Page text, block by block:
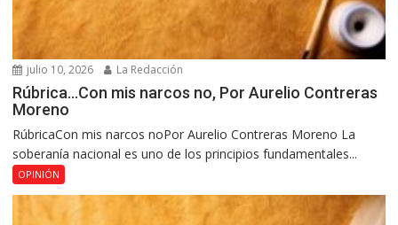
julio 10, 2026 La Redacción
Rúbrica…Con mis narcos no, Por Aurelio Contreras
Moreno
RúbricaCon mis narcos noPor Aurelio Contreras Moreno La
soberanía nacional es uno de los principios fundamentales...
OPINIÓN